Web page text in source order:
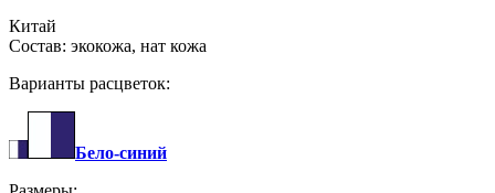
Китай
Состав: экокожа, нат кожа
Варианты расцветок:
Бело-синий